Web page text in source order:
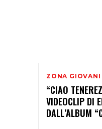
ZONA GIOVANI
“CIAO
VIDEOCLIP DI
DALL’ALBUM